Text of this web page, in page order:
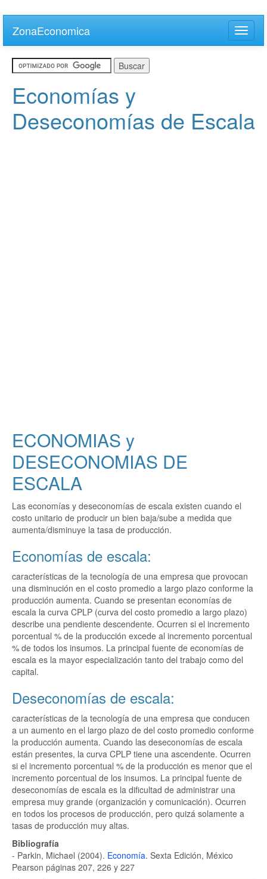
main
content
ZonaEconomica
Toggle
Economías y
Deseconomías de Escala
ECONOMIAS y
DESECONOMIAS DE
ESCALA
Las economías y deseconomías de escala existen cuando el
costo unitario de producir un bien baja/sube a medida que
aumenta/disminuye la tasa de producción.
Economías de escala:
características de la tecnología de una empresa que provocan
una disminución en el costo promedio a largo plazo conforme la
producción aumenta. Cuando se presentan economías de
escala la curva CPLP (curva del costo promedio a largo plazo)
describe una pendiente descendente. Ocurren si el incremento
porcentual % de la producción excede al incremento porcentual
% de todos los insumos. La principal fuente de economías de
escala es la mayor especialización tanto del trabajo como del
capital.
Deseconomías de escala:
características de la tecnología de una empresa que conducen
a un aumento en el largo plazo de del costo promedio conforme
la producción aumenta. Cuando las deseconomías de escala
están presentes, la curva CPLP tiene una ascendente. Ocurren
si el incremento porcentual % de la producción es menor que el
incremento porcentual de los insumos. La principal fuente de
deseconomías de escala es la dificultad de administrar una
empresa muy grande (organización y comunicación). Ocurren
en todos los procesos de producción, pero quizá solamente a
tasas de producción muy altas.
Bibliografía
- Parkin, Michael (2004). Economía. Sexta Edición, México
Pearson páginas 207, 226 y 227